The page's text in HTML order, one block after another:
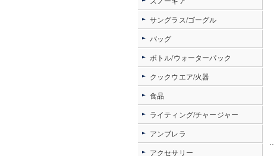
サングラス/ゴーグル
バッグ
ボトル/ウォーターパック
クックウエア/火器
食品
ライティング/チャージャー
アンブレラ
アクセサリー